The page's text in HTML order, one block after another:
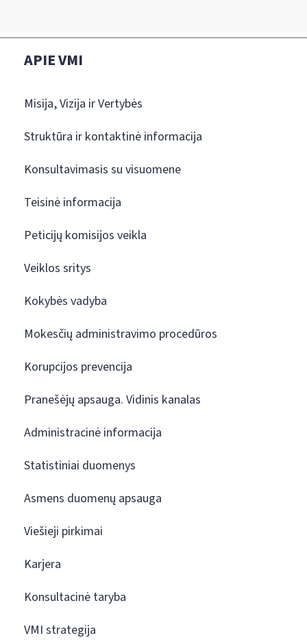
APIE VMI
Misija, Vizija ir Vertybės
Struktūra ir kontaktinė informacija
Konsultavimasis su visuomene
Teisinė informacija
Peticijų komisijos veikla
Veiklos sritys
Kokybės vadyba
Mokesčių administravimo procedūros
Korupcijos prevencija
Pranešėjų apsauga. Vidinis kanalas
Administracinė informacija
Statistiniai duomenys
Asmens duomenų apsauga
Viešieji pirkimai
Karjera
Konsultacinė taryba
VMI strategija